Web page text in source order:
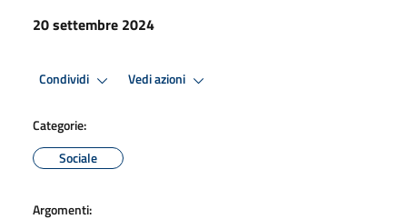
20 settembre 2024
Condividi Vedi azioni
Categorie:
Sociale
Argomenti: